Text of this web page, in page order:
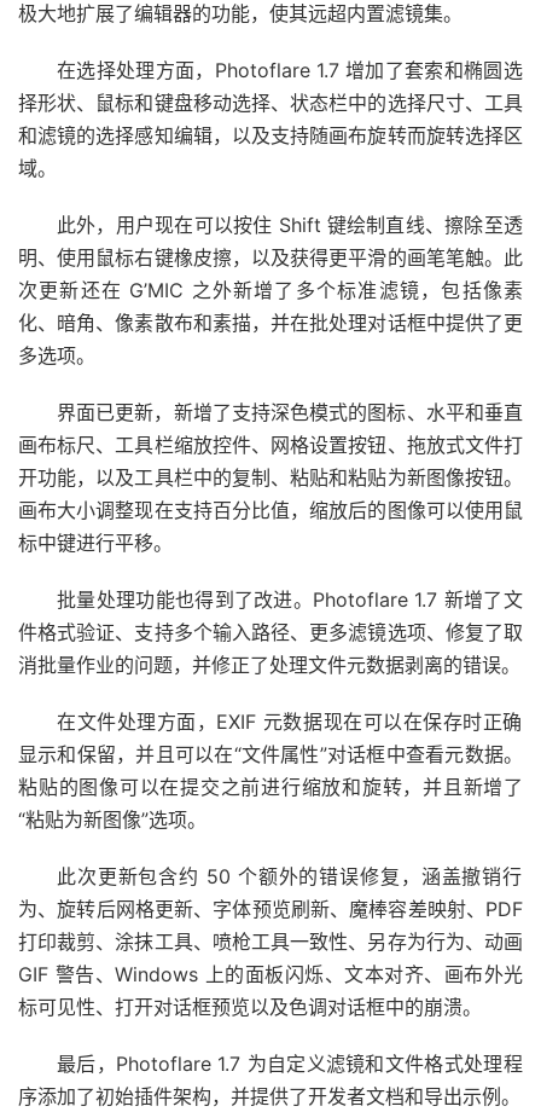
极大地扩展了编辑器的功能，使其远超内置滤镜集。
在选择处理方面，Photoflare 1.7 增加了套索和椭圆选
择形状、鼠标和键盘移动选择、状态栏中的选择尺寸、工具
和滤镜的选择感知编辑，以及支持随画布旋转而旋转选择区
域。
此外，用户现在可以按住 Shift 键绘制直线、擦除至透
明、使用鼠标右键橡皮擦，以及获得更平滑的画笔笔触。此
次更新还在 G’MIC 之外新增了多个标准滤镜，包括像素
化、暗角、像素散布和素描，并在批处理对话框中提供了更
多选项。
界面已更新，新增了支持深色模式的图标、水平和垂直
画布标尺、工具栏缩放控件、网格设置按钮、拖放式文件打
开功能，以及工具栏中的复制、粘贴和粘贴为新图像按钮。
画布大小调整现在支持百分比值，缩放后的图像可以使用鼠
标中键进行平移。
批量处理功能也得到了改进。Photoflare 1.7 新增了文
件格式验证、支持多个输入路径、更多滤镜选项、修复了取
消批量作业的问题，并修正了处理文件元数据剥离的错误。
在文件处理方面，EXIF 元数据现在可以在保存时正确
显示和保留，并且可以在“文件属性”对话框中查看元数据。
粘贴的图像可以在提交之前进行缩放和旋转，并且新增了
“粘贴为新图像”选项。
此次更新包含约 50 个额外的错误修复，涵盖撤销行
为、旋转后网格更新、字体预览刷新、魔棒容差映射、PDF
打印裁剪、涂抹工具、喷枪工具一致性、另存为行为、动画
GIF 警告、Windows 上的面板闪烁、文本对齐、画布外光
标可见性、打开对话框预览以及色调对话框中的崩溃。
最后，Photoflare 1.7 为自定义滤镜和文件格式处理程
序添加了初始插件架构，并提供了开发者文档和导出示例。